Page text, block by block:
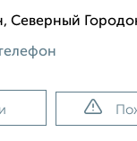
Северный